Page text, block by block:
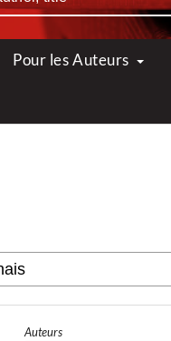
Pour les Auteurs
Auteurs